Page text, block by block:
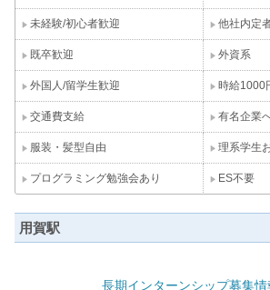
未経験/初心者歓迎 他社内定
既卒歓迎 外資系
外国人/留学生歓迎 時給1000
交通費支給 有名企業
服装・髪型自由 理系学生
プログラミング勉強会あり ES不要
用賀駅
長期インターンシップ募集情